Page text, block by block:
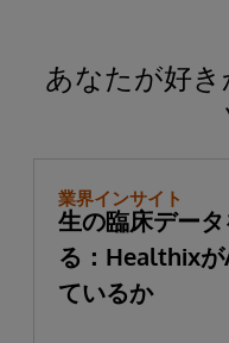
あなたが好
業界インサイト
生の臨床デー
る：Healthixが
ているか